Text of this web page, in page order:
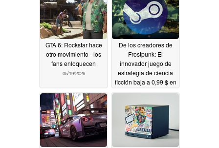
GTA 6: Rockstar hace
otro movimiento - los
fans enloquecen
05/19/2026
De los creadores de
Frostpunk: El
innovador juego de
estrategia de ciencia
ficción baja a 0,99 $ en
Steam05/18/2026